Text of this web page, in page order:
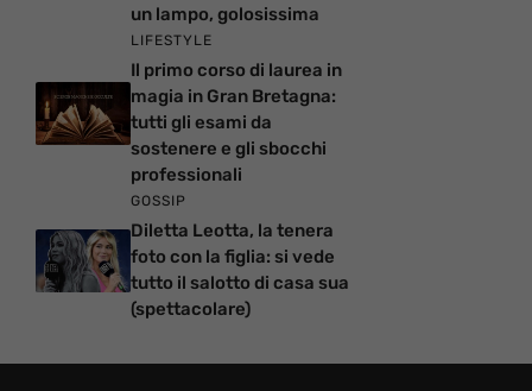
un lampo, golosissima
LIFESTYLE
Il primo corso di laurea in
magia in Gran Bretagna:
tutti gli esami da
sostenere e gli sbocchi
professionali
GOSSIP
Diletta Leotta, la tenera
foto con la figlia: si vede
tutto il salotto di casa sua
(spettacolare)